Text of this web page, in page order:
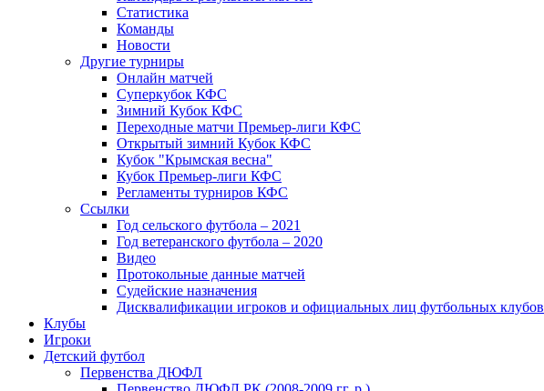
Статистика
Команды
Новости
Другие турниры
Онлайн матчей
Суперкубок КФС
Зимний Кубок КФС
Переходные матчи Премьер-лиги КФС
Открытый зимний Кубок КФС
Кубок "Крымская весна"
Кубок Премьер-лиги КФС
Регламенты турниров КФС
Ссылки
Год сельского футбола – 2021
Год ветеранского футбола – 2020
Видео
Протокольные данные матчей
Судейские назначения
Дисквалификации игроков и официальных лиц футбольных клубов
Клубы
Игроки
Детский футбол
Первенства ДЮФЛ